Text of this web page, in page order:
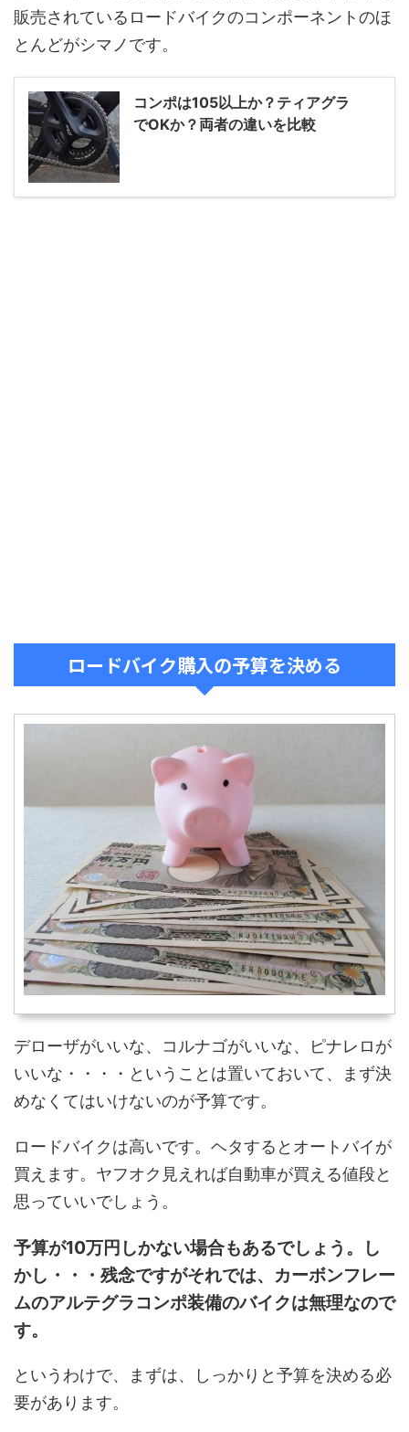
販売されているロードバイクのコンポーネントのほ
とんどがシマノです。
コンポは105以上か？ティアグラ
でOKか？両者の違いを比較
ロードバイク購入の予算を決める
デローザがいいな、コルナゴがいいな、ピナレロが
いいな・・・・ということは置いておいて、まず決
めなくてはいけないのが予算です。
ロードバイクは高いです。ヘタするとオートバイが
買えます。ヤフオク見えれば自動車が買える値段と
思っていいでしょう。
予算が10万円しかない場合もあるでしょう。し
かし・・・残念ですがそれでは、カーボンフレー
ムのアルテグラコンポ装備のバイクは無理なので
す。
というわけで、まずは、しっかりと予算を決める必
要があります。